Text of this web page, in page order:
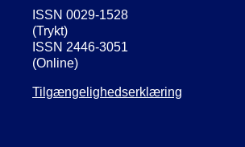
ISSN 0029-1528
(Trykt)
ISSN 2446-3051
(Online)
Tilgængelighedserklæring